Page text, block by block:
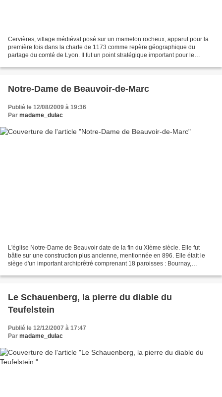
Cervières, village médiéval posé sur un mamelon rocheux, apparut pour la
première fois dans la charte de 1173 comme repère géographique du
partage du comté de Lyon. Il fut un point stratégique important pour le
Notre-Dame de Beauvoir-de-Marc
Publié le 12/08/2009 à 19:36
Par madame_dulac
L'église Notre-Dame de Beauvoir date de la fin du XIème siècle. Elle fut
bâtie sur une construction plus ancienne, mentionnée en 896. Elle était le
siège d'un important archiprêtré comprenant 18 paroisses : Bournay,
Le Schauenberg, la pierre du diable du
Teufelstein
Publié le 12/12/2007 à 17:47
Par madame_dulac